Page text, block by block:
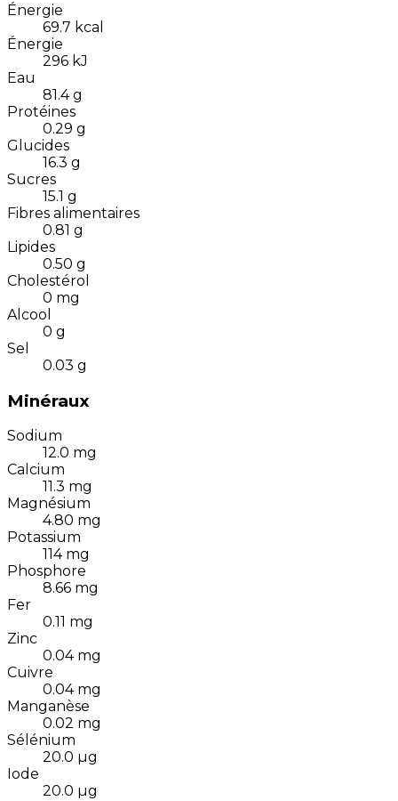
Énergie
69.7 kcal
Énergie
296 kJ
Eau
81.4 g
Protéines
0.29 g
Glucides
16.3 g
Sucres
15.1 g
Fibres alimentaires
0.81 g
Lipides
0.50 g
Cholestérol
0 mg
Alcool
0 g
Sel
0.03 g
Minéraux
Sodium
12.0 mg
Calcium
11.3 mg
Magnésium
4.80 mg
Potassium
114 mg
Phosphore
8.66 mg
Fer
0.11 mg
Zinc
0.04 mg
Cuivre
0.04 mg
Manganèse
0.02 mg
Sélénium
20.0 µg
Iode
20.0 µg